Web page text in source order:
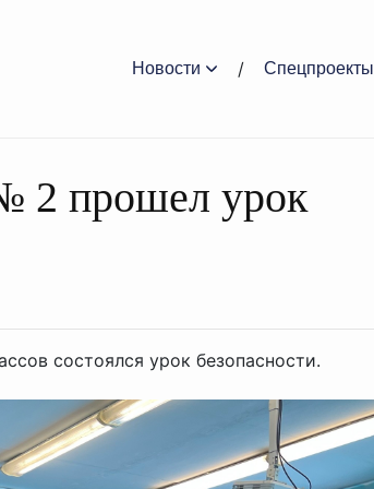
Новости Спецпроекты
2 прошел урок
состоялся урок безопасности.